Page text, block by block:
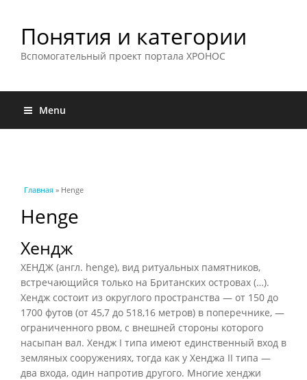
Понятия и категории
Вспомогательный проект портала ХРОНОС
Menu
Вы здесь
Главная » Henge
Henge
Хендж
ХЕНДЖ (англ. henge), вид ритуальных памятников,
встречающийся только на Британских островах (…).
Хендж состоит из округлого пространства — от 150 до
1700 футов (от 45,7 до 518,16 метров) в поперечнике, —
ограниченного рвом, с внешней стороны которого
насыпан вал. Хендж I типа имеют единственный вход в
земляных сооружениях, тогда как у Хенджа II типа —
два входа, один напротив другого. Многие хенджи